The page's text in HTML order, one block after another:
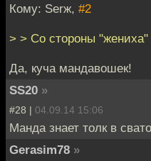
Кому: Serж, #2
> > Со стороны "жениха"
Да, куча мандавошек!
SS20 »
#28 | 04.09.14 15:06
Манда знает толк в
Gerasim78 »